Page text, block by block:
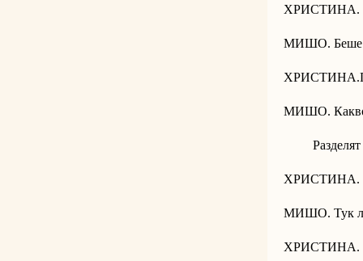
ХРИСТИНА.
МИШО. Беше
МИШО.
Разделят
ХРИСТИНА.
МИШО. Тук
ХРИСТИНА.